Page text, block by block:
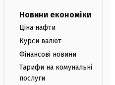
Новини економіки
Ціна нафти
Курси валют
Фінансові новини
Тарифи на комунальні
послуги